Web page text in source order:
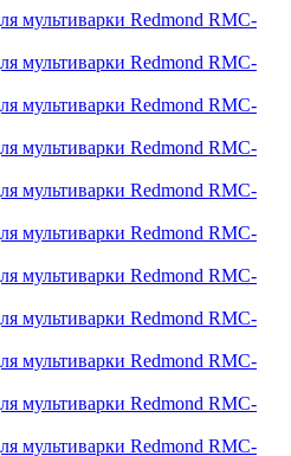
мультиварки Redmond RMC-
мультиварки Redmond RMC-
мультиварки Redmond RMC-
мультиварки Redmond RMC-
мультиварки Redmond RMC-
мультиварки Redmond RMC-
мультиварки Redmond RMC-
мультиварки Redmond RMC-
мультиварки Redmond RMC-
мультиварки Redmond RMC-
мультиварки Redmond RMC-